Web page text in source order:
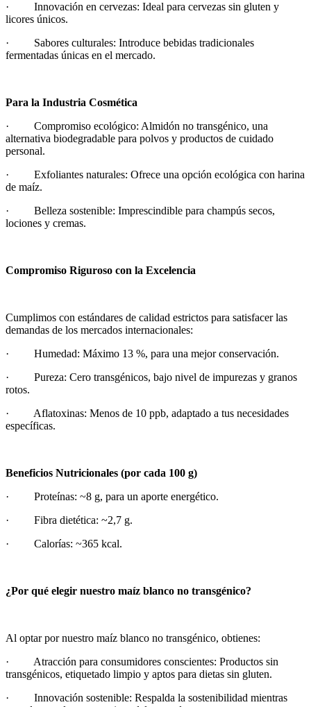
· Innovación en cervezas: Ideal para cervezas sin gluten y
licores únicos.
· Sabores culturales: Introduce bebidas tradicionales
fermentadas únicas en el mercado.
Para la Industria Cosmética
· Compromiso ecológico: Almidón no transgénico, una
alternativa biodegradable para polvos y productos de cuidado
personal.
· Exfoliantes naturales: Ofrece una opción ecológica con harina
de maíz.
· Belleza sostenible: Imprescindible para champús secos,
lociones y cremas.
Compromiso Riguroso con la Excelencia
Cumplimos con estándares de calidad estrictos para satisfacer las
demandas de los mercados internacionales:
· Humedad: Máximo 13 %, para una mejor conservación.
· Pureza: Cero transgénicos, bajo nivel de impurezas y granos
rotos.
· Aflatoxinas: Menos de 10 ppb, adaptado a tus necesidades
específicas.
Beneficios Nutricionales (por cada 100 g)
· Proteínas: ~8 g, para un aporte energético.
· Fibra dietética: ~2,7 g.
· Calorías: ~365 kcal.
¿Por qué elegir nuestro maíz blanco no transgénico?
Al optar por nuestro maíz blanco no transgénico, obtienes:
· Atracción para consumidores conscientes: Productos sin
transgénicos, etiquetado limpio y aptos para dietas sin gluten.
· Innovación sostenible: Respalda la sostenibilidad mientras